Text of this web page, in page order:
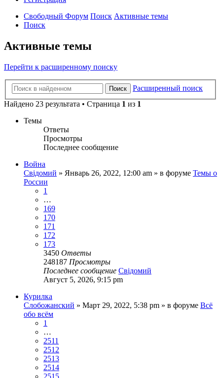
Свободный Форум Поиск Активные темы
Поиск
Активные темы
Перейти к расширенному поиску
Поиск
Расширенный поиск
Найдено 23 результата • Страница 1 из 1
Темы
Ответы
Просмотры
Последнее сообщение
Война
Свідомий » Январь 26, 2022, 12:00 am » в форуме Темы о
России
1
…
169
170
171
172
173
3450 Ответы
248187 Просмотры
Последнее сообщение Свідомий
Август 5, 2026, 9:15 pm
Курилка
Слобожанский » Март 29, 2022, 5:38 pm » в форуме Всё
обо всём
1
…
2511
2512
2513
2514
2515